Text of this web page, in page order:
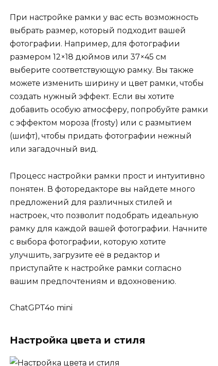
При настройке рамки у вас есть возможность
выбрать размер, который подходит вашей
фотографии. Например, для фотографии
размером 12×18 дюймов или 37×45 см
выберите соответствующую рамку. Вы также
можете изменить ширину и цвет рамки, чтобы
создать нужный эффект. Если вы хотите
добавить особую атмосферу, попробуйте рамки
с эффектом мороза (frosty) или с размытием
(шифт), чтобы придать фотографии нежный
или загадочный вид.
Процесс настройки рамки прост и интуитивно
понятен. В фоторедакторе вы найдете много
предложений для различных стилей и
настроек, что позволит подобрать идеальную
рамку для каждой вашей фотографии. Начните
с выбора фотографии, которую хотите
улучшить, загрузите её в редактор и
приступайте к настройке рамки согласно
вашим предпочтениям и вдохновению.
ChatGPT4o mini
Настройка цвета и стиля